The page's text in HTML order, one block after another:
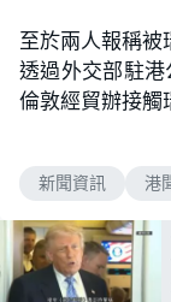
至於兩人報稱被
透過外交部駐
倫敦經貿辦接觸
新聞資訊 港